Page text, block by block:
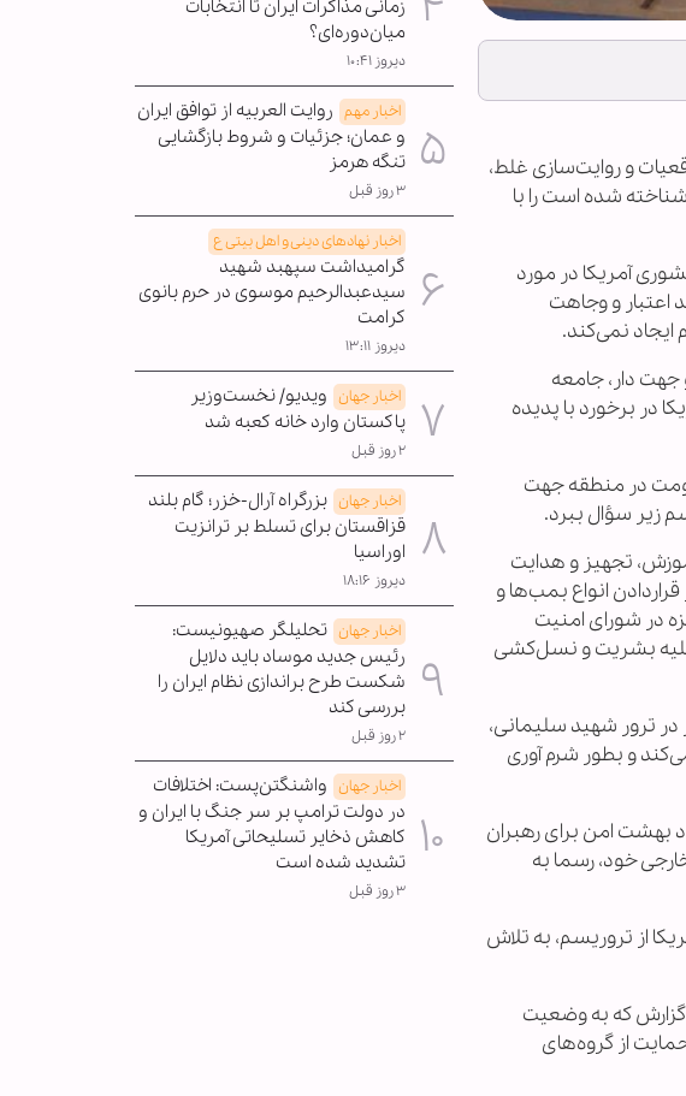
و روایت‌سازی غلط،
شده است را با
آمریکا در مورد
اعتبار و وجاهت
ایجاد نمی‌کند.
یکسویه و جهت دار، جامعه
در برخورد با پدیده
در منطقه جهت
زیر سؤال ببرد.
تجهیز و هدایت
انواع بمب‌ها و
در شورای امنیت
جنایت علیه بشریت و نسل‌کشی
ترور شهید سلیمانی،
و بطور شرم آوری
بهشت امن برای رهبران
خود، رسما به
از تروریسم، به تلاش
کرد. در این گزارش که به وضعیت
حمایت از گروه‌های
زمانی مذاکرات ایران تا انتخابات
میان‌دوره‌ای؟
دیروز ۱۰:۴۱
اخبار مهم روایت العربیه از توافق ایران
و عمان؛ جزئیات و شروط بازگشایی
تنگه هرمز
۳ روز قبل
اخبار نهادهای دینی و اهل بیتی ع
گرامیداشت سپهبد شهید
سیدعبدالرحیم موسوی در حرم بانوی
کرامت
دیروز ۱۳:۱۱
اخبار جهان ویدیو/ نخست‌وزیر
پاکستان وارد خانه کعبه شد
۲ روز قبل
اخبار جهان بزرگراه آرال-خزر؛ گام بلند
قزاقستان برای تسلط بر ترانزیت
اوراسیا
دیروز ۱۸:۱۶
اخبار جهان تحلیلگر صهیونیست:
رئیس جدید موساد باید دلایل
شکست طرح براندازی نظام ایران را
بررسی کند
۲ روز قبل
اخبار جهان واشنگتن‌پست: اختلافات
در دولت ترامپ بر سر جنگ با ایران و
کاهش ذخایر تسلیحاتی آمریکا
تشدید شده است
۳ روز قبل